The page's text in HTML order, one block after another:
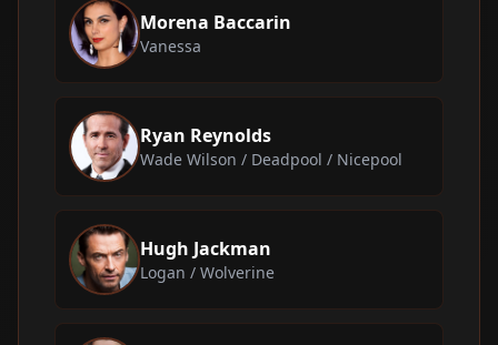
Morena Baccarin
Vanessa
Ryan Reynolds
Wade Wilson / Deadpool / Nicepool
Hugh Jackman
Logan / Wolverine